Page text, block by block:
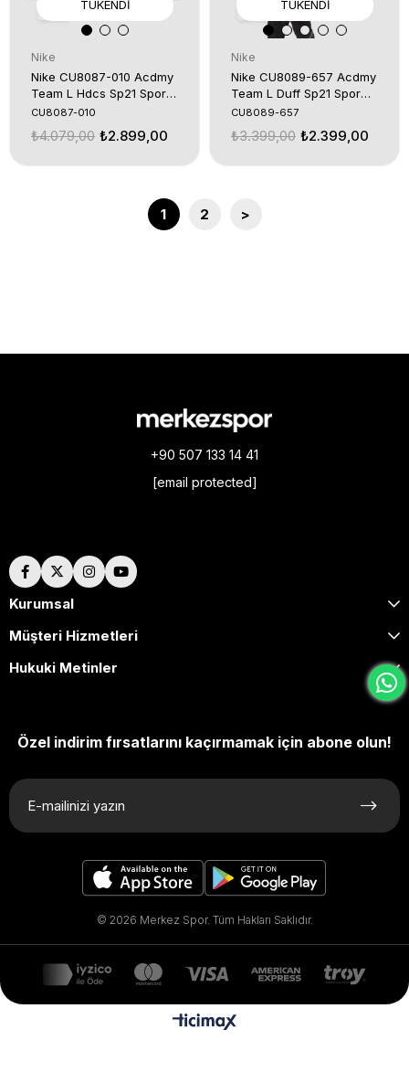
TÜKENDI
Nike
Nike CU8087-010 Acdmy
Team L Hdcs Sp21 Spor
Çanta
CU8087-010
₺2.899,00
₺4.079,00
TÜKENDI
Nike
Nike CU8089-657 Acdmy
Team L Duff Sp21 Spor
Çanta
CU8089-657
₺2.399,00
₺3.399,00
1 2 >
+90 507 133 14 41
[email protected]
Kurumsal
Müşteri Hizmetleri
Hukuki Metinler
Özel indirim fırsatlarını kaçırmamak için abone olun!
© 2026 Merkez Spor. Tüm Hakları Saklıdır.